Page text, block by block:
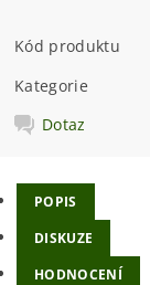
Kód produktu
Kategorie
Dotaz
POPIS
DISKUZE
HODNOCENÍ